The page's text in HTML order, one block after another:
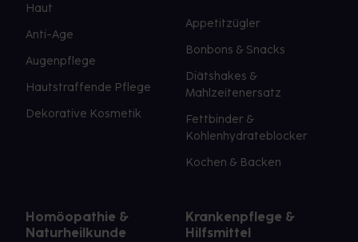
Haut
Anti-Age
Augenpflege
Hautstraffende Pflege
Dekorative Kosmetik
Appetitzügler
Bonbons & Snacks
Diätshakes &
Mahlzeitenersatz
Fettbinder &
Kohlenhydrateblocker
Kochen & Backen
Homöopathie &
Naturheilkunde
Krankenpflege &
Hilfsmittel